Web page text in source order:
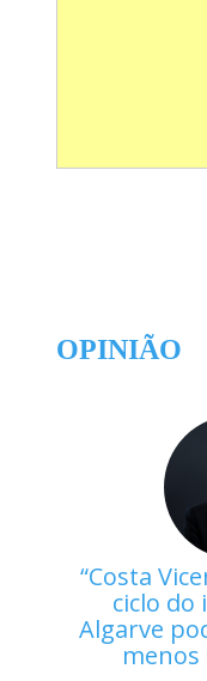
OPINIÃO
Costa
ciclo
Algarve
menos